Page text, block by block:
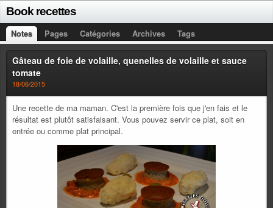
Book recettes
Notes Pages Catégories Archives Tags
Gâteau de foie de volaille, quenelles de volaille et sauce
tomate
18/06/2015
Une recette de ma maman. C'est la première fois que j'en fais et le
résultat est plutôt satisfaisant. Vous pouvez servir ce plat, soit en
entrée ou comme plat principal.